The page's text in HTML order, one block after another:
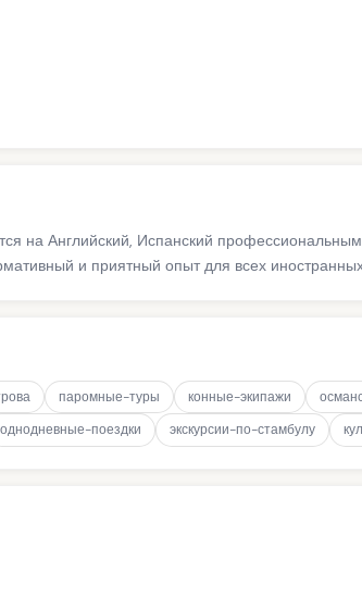
на Английский, Испанский
и приятный опыт для всех иностранных
паромные-туры конные-экипажи
однодневные-поездки экскурсии-по-стамбулу